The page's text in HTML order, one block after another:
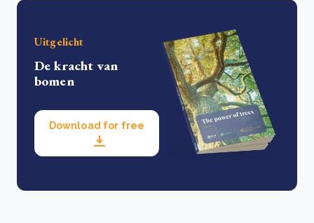
Uitgelicht
De kracht van
bomen
Download for free